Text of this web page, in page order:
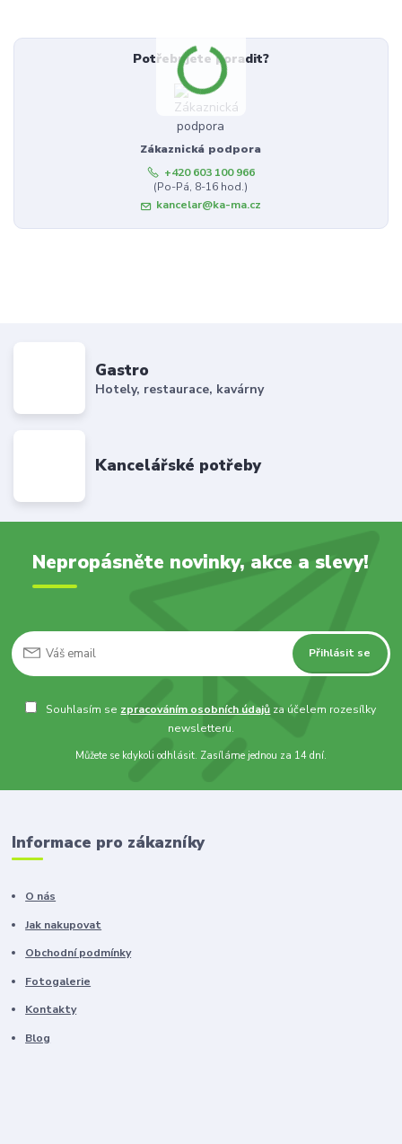
Potřebujete poradit?
Zákaznická podpora
+420 603 100 966
(Po-Pá, 8-16 hod.)
kancelar@ka-ma.cz
Gastro
Hotely, restaurace, kavárny
Kancelářské potřeby
Nepropásněte novinky, akce a slevy!
Přihlásit se
Souhlasím se zpracováním osobních údajů za účelem rozesílky
newsletteru.
Můžete se kdykoli odhlásit. Zasíláme jednou za 14 dní.
Informace pro zákazníky
O nás
Jak nakupovat
Obchodní podmínky
Fotogalerie
Kontakty
Blog